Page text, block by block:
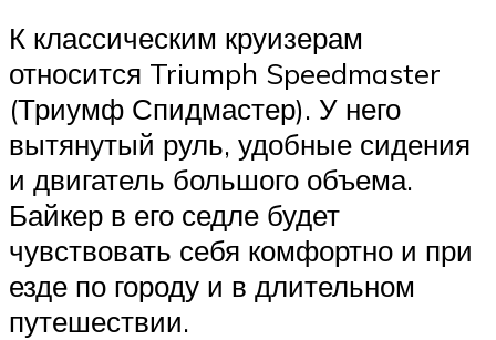
К классическим круизерам
относится Triumph Speedmaster
(Триумф Спидмастер). У него
вытянутый руль, удобные сидения
и двигатель большого объема.
Байкер в его седле будет
чувствовать себя комфортно и при
езде по городу и в длительном
путешествии.